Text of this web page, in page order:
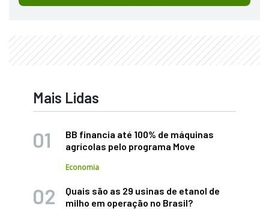
Mais Lidas
BB financia até 100% de máquinas
agrícolas pelo programa Move
Economia
Quais são as 29 usinas de etanol de
milho em operação no Brasil?